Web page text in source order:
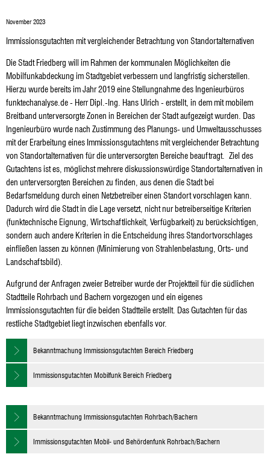
November 2023
Immissionsgutachten mit vergleichender Betrachtung von Standortalternativen
Die Stadt Friedberg will im Rahmen der kommunalen Möglichkeiten die
Mobilfunkabdeckung im Stadtgebiet verbessern und langfristig sicherstellen.
Hierzu wurde bereits im Jahr 2019 eine Stellungnahme des Ingenieurbüros
funktechanalyse.de - Herr Dipl.-Ing. Hans Ulrich - erstellt, in dem mit mobilem
Breitband unterversorgte Zonen in Bereichen der Stadt aufgezeigt wurden. Das
Ingenieurbüro wurde nach Zustimmung des Planungs- und Umweltausschusses
mit der Erarbeitung eines Immissionsgutachtens mit vergleichender Betrachtung
von Standortalternativen für die unterversorgten Bereiche beauftragt. Ziel des
Gutachtens ist es, möglichst mehrere diskussionswürdige Standortalternativen in
den unterversorgten Bereichen zu finden, aus denen die Stadt bei
Bedarfsmeldung durch einen Netzbetreiber einen Standort vorschlagen kann.
Dadurch wird die Stadt in die Lage versetzt, nicht nur betreiberseitige Kriterien
(funktechnische Eignung, Wirtschaftlichkeit, Verfügbarkeit) zu berücksichtigen,
sondern auch andere Kriterien in die Entscheidung ihres Standortvorschlages
einfließen lassen zu können (Minimierung von Strahlenbelastung, Orts- und
Landschaftsbild).
Aufgrund der Anfragen zweier Betreiber wurde der Projektteil für die südlichen
Stadtteile Rohrbach und Bachern vorgezogen und ein eigenes
Immissionsgutachten für die beiden Stadtteile erstellt. Das Gutachten für das
restliche Stadtgebiet liegt inzwischen ebenfalls vor.
Bekanntmachung Immissionsgutachten Bereich Friedberg
Immissionsgutachten Mobilfunk Bereich Friedberg
Bekanntmachung Immissionsgutachten Rohrbach/Bachern
Immissionsgutachten Mobil- und Behördenfunk Rohrbach/Bachern